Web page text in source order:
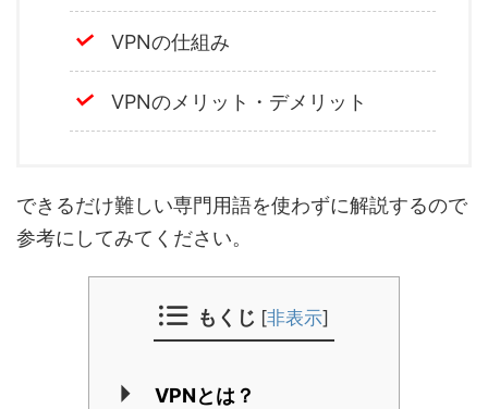
VPNの仕組み
VPNのメリット・デメリット
できるだけ難しい専門用語を使わずに解説するので
参考にしてみてください。
もくじ [非表示]
VPNとは？